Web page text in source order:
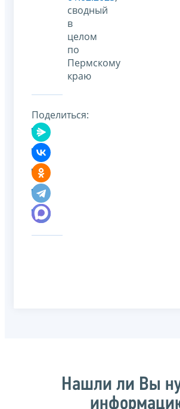
сводный
в
целом
по
Пермскому
краю
Поделиться:
Нашли ли Вы